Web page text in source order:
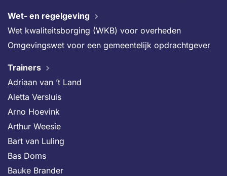
Wet- en regelgeving
Wet kwaliteitsborging (WKB) voor overheden
Omgevingswet voor een gemeentelijk opdrachtgever
Trainers
Adriaan van ’t Land
Aletta Versluis
Arno Hoevink
Arthur Weesie
Bart van Luling
Bas Doms
Bauke Brander